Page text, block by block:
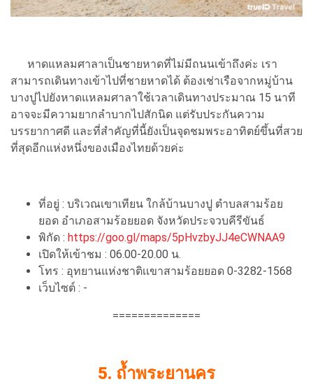
หาดแหลมศาลาเป็นชายหาดที่ไม่มีถนนเข้าถึงค่ะ เรา
สามารถเดินทางเข้าไปที่ชายหาดได้ ต้องเช่าเรือจากหมู่บ้าน
บางปูไปยังหาดแหลมศาลาใช้เวลาเดินทางประมาณ 15 นาที
อาจจะมีความยากลำบากไปสักนิด แต่รับประกันความ
บรรยากาศดี และที่สำคัญที่นี้ยังเป็นจุดชมพระอาทิตย์ขึ้นที่สวย
ที่สุดอีกแห่งหนึ่งของเมืองไทยด้วยค่ะ
ที่อยู่ : บริเวณเขาเทียน ใกล้บ้านบางปู ตำบลสามร้อย
ยอด อำเภอสามร้อยยอด จังหวัดประจวบคีรีขันธ์
พิกัด : https://goo.gl/maps/5pHvzbyJJ4eCWNAA9
เปิดให้เข้าชม : 06.00-20.00 น.
โทร : อุทยานแห่งชาติเเขาสามร้อยยอด 0-3282-1568
เว็บไซต์ : -
==============
5. ถ้ำพระยานคร